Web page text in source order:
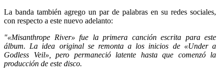
La banda también agrego un par de palabras en su redes sociales,
con respecto a este nuevo adelanto:
"«Misanthrope River» fue la primera canción escrita para este
álbum. La idea original se remonta a los inicios de «Under a
Godless Veil», pero permaneció latente hasta que comenzó la
producción de este disco.